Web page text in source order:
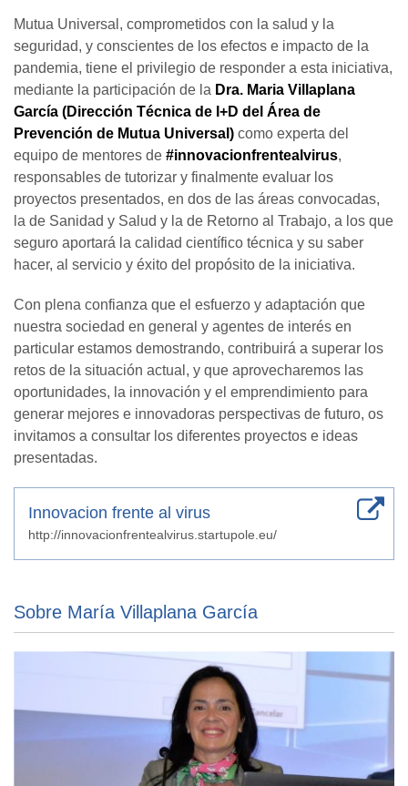
Mutua Universal, comprometidos con la salud y la
seguridad, y conscientes de los efectos e impacto de la
pandemia, tiene el privilegio de responder a esta iniciativa,
mediante la participación de la Dra. Maria Villaplana
García (Dirección Técnica de I+D del Área de
Prevención de Mutua Universal) como experta del
equipo de mentores de #innovacionfrentealvirus,
responsables de tutorizar y finalmente evaluar los
proyectos presentados, en dos de las áreas convocadas,
la de Sanidad y Salud y la de Retorno al Trabajo, a los que
seguro aportará la calidad científico técnica y su saber
hacer, al servicio y éxito del propósito de la iniciativa.
Con plena confianza que el esfuerzo y adaptación que
nuestra sociedad en general y agentes de interés en
particular estamos demostrando, contribuirá a superar los
retos de la situación actual, y que aprovecharemos las
oportunidades, la innovación y el emprendimiento para
generar mejores e innovadoras perspectivas de futuro, os
invitamos a consultar los diferentes proyectos e ideas
presentadas.
Innovacion frente al virus
http://innovacionfrentealvirus.startupole.eu/
Sobre María Villaplana García